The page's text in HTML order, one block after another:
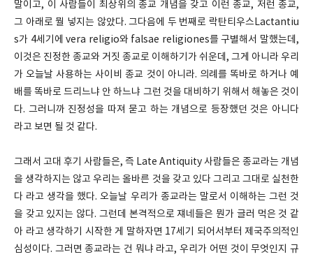
말이고, 이 사람들이 최상위의 종교 개념을 갖고 이런 종교, 저런 종교,
그 아래로 뭘 넣지는 않았다. 그다음에 두 번째로 락탄티우스Lactantiu
s가 4세기에 vera religio와 falsae religiones를 구별해서 말했는데,
이것은 진정한 종교와 거짓 종교로 이해하기가 쉬운데, 그게 아니라 우리
가 오늘날 사용하는 사이비 종교 것이 아니라. 의례를 똑바로 하거나 예
배를 똑바로 드리느냐 안 하느냐 그런 것을 대비하기 위해서 해놓은 것이
다. 그러니까 진정성을 따져 묻고 하는 개념으로 등장했던 것은 아니다
라고 보면 될 것 같다.
그래서 고대 후기 사람들은, 즉 Late Antiquity 사람들은 종교라는 개념
을 생각하지는 않고 우리는 올바른 것을 갖고 있다 그리고 그대로 실천한
다 라고 생각을 했다. 오늘날 우리가 종교라는 말로서 이해하는 그런 것
을 갖고 있지는 않다. 그런데 본격적으로 쟤네들은 뭔가 글러 먹은 것 같
아 라고 생각하기 시작한 게 말하자면 17세기 되어서부터 제국주의적인
심성이다. 그러면 종교라는 건 뭐냐 라고, 우리가 어떤 것이 무엇인지 규